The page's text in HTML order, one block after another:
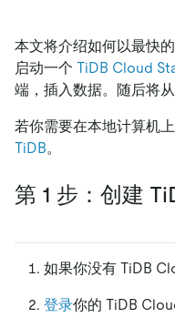
本文将介绍如何以最快
启动一个 TiDB Cloud
端，插入数据。随后将
若你需要在本地计算机
TiDB。
第 1 步：创建
如果你没有 TiDB
登录你的 TiDB